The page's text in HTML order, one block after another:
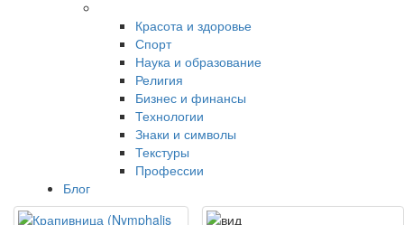
Красота и здоровье
Спорт
Наука и образование
Религия
Бизнес и финансы
Технологии
Знаки и символы
Текстуры
Профессии
Блог